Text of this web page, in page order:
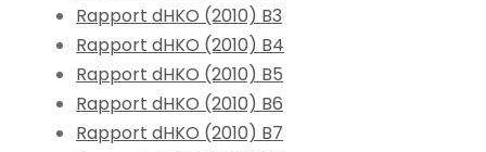
Rapport dHKO (2010) B3
Rapport dHKO (2010) B4
Rapport dHKO (2010) B5
Rapport dHKO (2010) B6
Rapport dHKO (2010) B7